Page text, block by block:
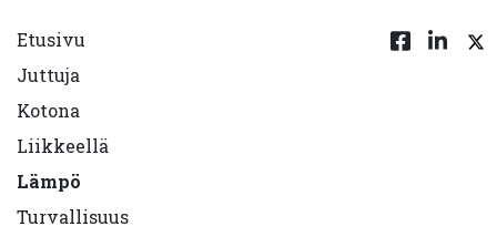
Etusivu
Juttuja
Kotona
Liikkeellä
Lämpö
Turvallisuus